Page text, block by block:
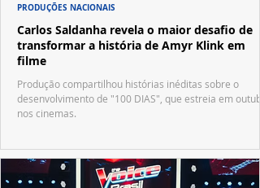
Carlos Saldanha revela o maior desafio de
transformar a história de Amyr Klink em
filme
Produção compartilhou histórias inéditas sobre o
desenvolvimento de "100 DIAS", que estreia em
nos cinemas.
PRODUÇÕES NACIONAIS